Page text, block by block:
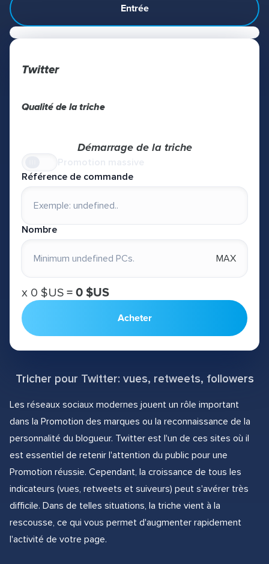
Entrée
Twitter
Qualité de la triche
Démarrage de la triche
Référence de commande
Nombre
MAX
х 0 $US = 0 $US
Acheter
Tricher pour Twitter: vues, retweets, followers
Les réseaux sociaux modernes jouent un rôle important
dans la Promotion des marques ou la reconnaissance de la
personnalité du blogueur. Twitter est l'un de ces sites où il
est essentiel de retenir l'attention du public pour une
Promotion réussie. Cependant, la croissance de tous les
indicateurs (vues, retweets et suiveurs) peut s'avérer très
difficile. Dans de telles situations, la triche vient à la
rescousse, ce qui vous permet d'augmenter rapidement
l'activité de votre page.